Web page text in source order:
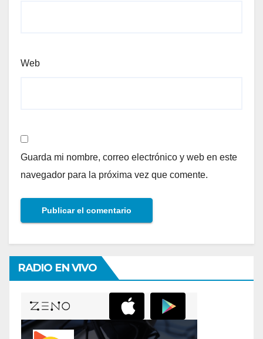
Web
Guarda mi nombre, correo electrónico y web en este
navegador para la próxima vez que comente.
RADIO EN VIVO